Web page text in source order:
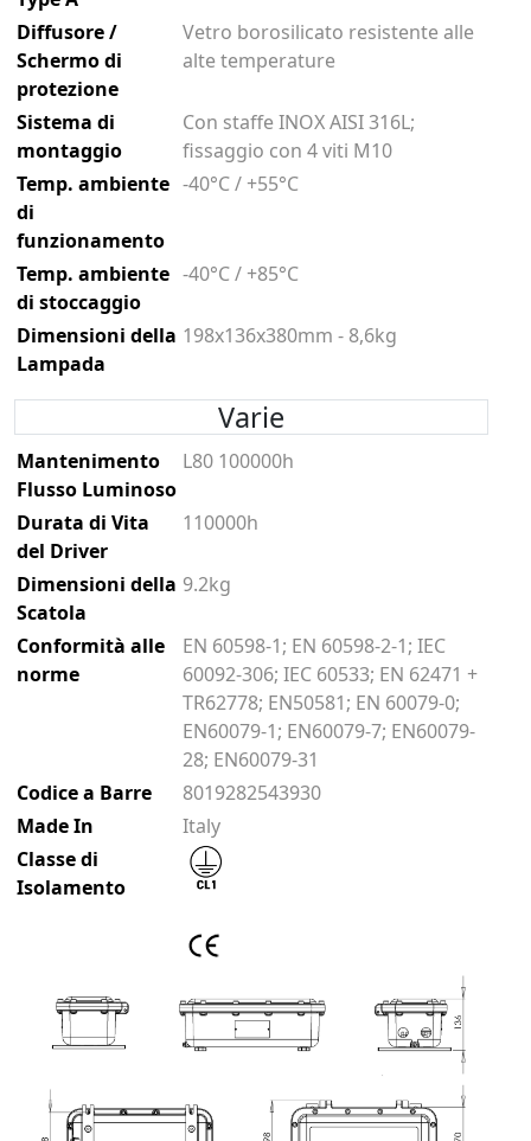
Diffusore /
Schermo di
protezione
Vetro borosilicato resistente alle
alte temperature
Sistema di
montaggio
Con staffe INOX AISI 316L;
fissaggio con 4 viti M10
Temp. ambiente
di
funzionamento
-40°C / +55°C
Temp. ambiente
di stoccaggio
-40°C / +85°C
Dimensioni della
Lampada
198x136x380mm - 8,6kg
Varie
Mantenimento
Flusso Luminoso
L80 100000h
Durata di Vita
del Driver
110000h
Dimensioni della
Scatola
9.2kg
Conformità alle
norme
EN 60598-1; EN 60598-2-1; IEC
60092-306; IEC 60533; EN 62471 +
TR62778; EN50581; EN 60079-0;
EN60079-1; EN60079-7; EN60079-
28; EN60079-31
Codice a Barre
8019282543930
Made In
Italy
Classe di
Isolamento